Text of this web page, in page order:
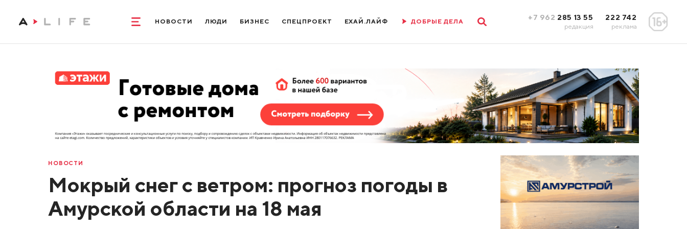
НОВОСТИ ЛЮДИ БИЗНЕС СПЕЦПРОЕКТ ЕХАЙ.ЛАЙФ ДОБРЫЕ ДЕЛА +7 962 285 13 55
редакция
222 742
реклама
НОВОСТИ
Мокрый снег с ветром: прогноз погоды в
Амурской области на 18 мая